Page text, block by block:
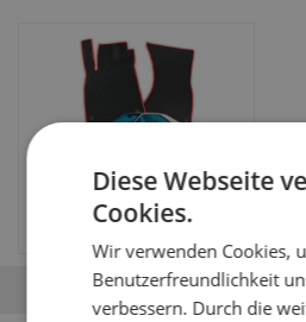
Mercedes-Benz C124 1
gen Coupe (1984-1993)
Diese Webseite
Cookies.
Wir verwenden Cookies,
Benutzerfreundlichkeit
verbessern. Durch die